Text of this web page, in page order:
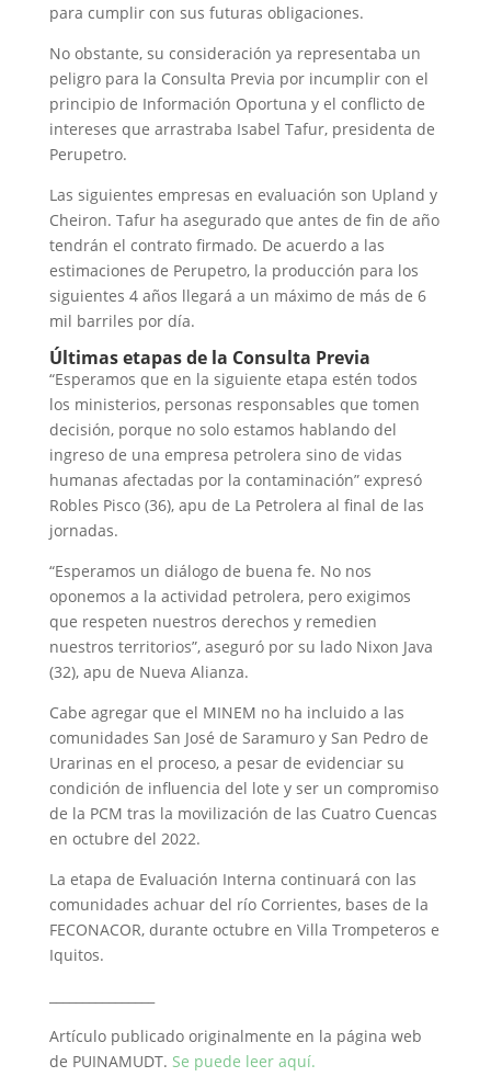
para cumplir con sus futuras obligaciones.
No obstante, su consideración ya representaba un
peligro para la Consulta Previa por incumplir con el
principio de Información Oportuna y el conflicto de
intereses que arrastraba Isabel Tafur, presidenta de
Perupetro.
Las siguientes empresas en evaluación son Upland y
Cheiron. Tafur ha asegurado que antes de fin de año
tendrán el contrato firmado. De acuerdo a las
estimaciones de Perupetro, la producción para los
siguientes 4 años llegará a un máximo de más de 6
mil barriles por día.
Últimas etapas de la Consulta Previa
“Esperamos que en la siguiente etapa estén todos
los ministerios, personas responsables que tomen
decisión, porque no solo estamos hablando del
ingreso de una empresa petrolera sino de vidas
humanas afectadas por la contaminación” expresó
Robles Pisco (36), apu de La Petrolera al final de las
jornadas.
“Esperamos un diálogo de buena fe. No nos
oponemos a la actividad petrolera, pero exigimos
que respeten nuestros derechos y remedien
nuestros territorios”, aseguró por su lado Nixon Java
(32), apu de Nueva Alianza.
Cabe agregar que el MINEM no ha incluido a las
comunidades San José de Saramuro y San Pedro de
Urarinas en el proceso, a pesar de evidenciar su
condición de influencia del lote y ser un compromiso
de la PCM tras la movilización de las Cuatro Cuencas
en octubre del 2022.
La etapa de Evaluación Interna continuará con las
comunidades achuar del río Corrientes, bases de la
FECONACOR, durante octubre en Villa Trompeteros e
Iquitos.
Artículo publicado originalmente en la página web
de PUINAMUDT. Se puede leer aquí.